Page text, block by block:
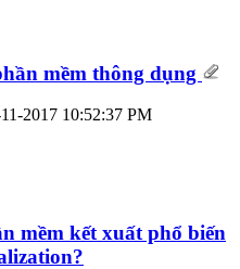
mềm thông dụng
2017 10:52:37 PM
mềm kết xuất phổ biến